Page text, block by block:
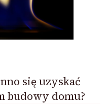
się uzyskać
budowy domu?